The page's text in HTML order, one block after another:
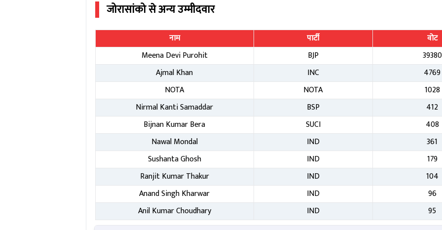
जोरासांकोसे अन्य उम्मीदवार
नाम पार्टी
वोट
Meena Devi Purohit
BJP
39380
Ajmal Khan
INC
4769
NOTA
NOTA
1028
Nirmal Kanti Samaddar
BSP
412
Bijnan Kumar Bera
SUCI
408
Nawal Mondal
IND
361
Sushanta Ghosh
IND
179
Ranjit Kumar Thakur
IND
104
Anand Singh Kharwar
IND
96
Anil Kumar Choudhary
IND
95